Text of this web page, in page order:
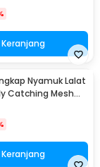
Keranjang
Nyamuk Lalat
Catching Mesh
Keranjang